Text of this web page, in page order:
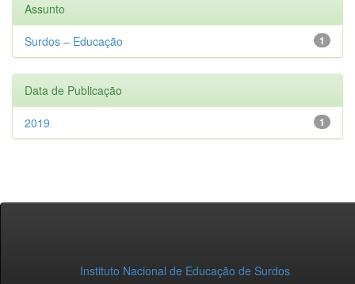
Assunto
1
Surdos – Educação
Data de Publicação
1
2019
Instituto Nacional de Educação de Surdos